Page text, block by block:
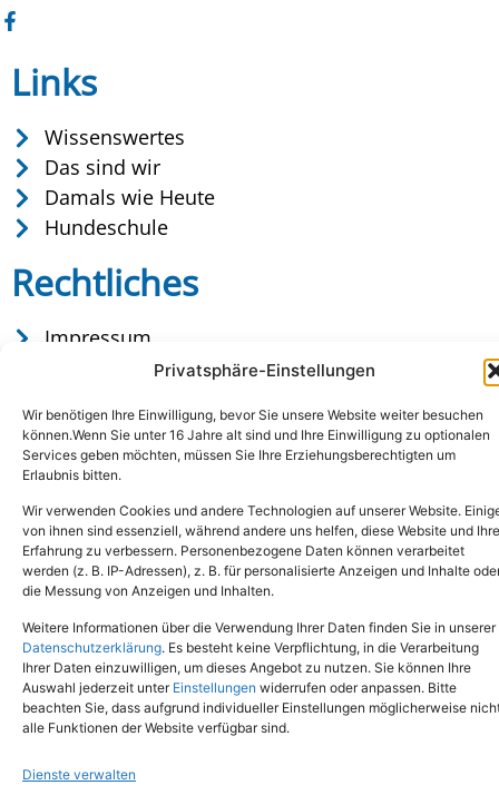
Privatsphäre-Einstellungen
Wir benötigen Ihre Einwilligung, bevor Sie unsere Website weiter besuchen
können.Wenn Sie unter 16 Jahre alt sind und Ihre Einwilligung zu optionalen
Services geben möchten, müssen Sie Ihre Erziehungsberechtigten um
Erlaubnis bitten.
Wir verwenden Cookies und andere Technologien auf unserer Website.
von ihnen sind essenziell, während andere uns helfen, diese Website und Ihre
Erfahrung zu verbessern. Personenbezogene Daten können verarbeitet
werden (z. B. IP-Adressen), z. B. für personalisierte Anzeigen und Inhalte
die Messung von Anzeigen und Inhalten.
Weitere Informationen über die Verwendung Ihrer Daten finden Sie in unserer
Datenschutzerklärung. Es besteht keine Verpflichtung, in die Verarbeitung
Ihrer Daten einzuwilligen, um dieses Angebot zu nutzen. Sie können Ihre
Auswahl jederzeit unter Einstellungen widerrufen oder anpassen. Bitte
beachten Sie, dass aufgrund individueller Einstellungen möglicherweise
alle Funktionen der Website verfügbar sind.
Dienste verwalten
Links
Wissenswertes
Das sind wir
Damals wie Heute
Hundeschule
Rechtliches
Impressum
Datenschutz
Copyright © 2024. Alle Rechte vorbehalten.
Tel.: (02651) - 77438info@tierheim-mayen.de
In der Pluns 1, 56727 Mayen